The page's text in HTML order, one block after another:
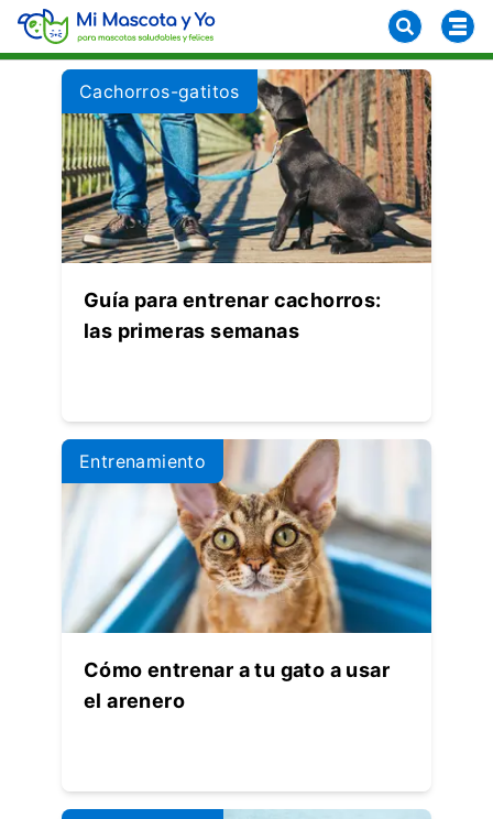
Cachorros-gatitos
Guía para entrenar cachorros:
las primeras semanas
Entrenamiento
Cómo entrenar a tu gato a usar
el arenero